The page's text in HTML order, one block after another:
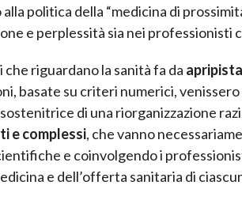
politica della “medicina di
e perplessità sia nei professionisti
riguardano la sanità fa da apripista
basate su criteri numerici,
di una riorganizzazione
e complessi, che vanno
e coinvolgendo i
e dell’offerta sanitaria di